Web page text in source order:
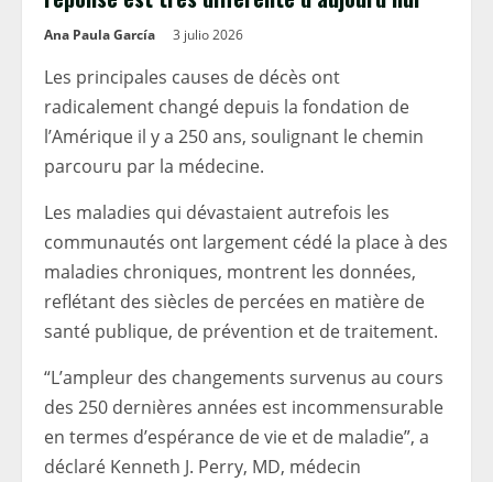
Ana Paula García 3 julio 2026
Les principales causes de décès ont
radicalement changé depuis la fondation de
l’Amérique il y a 250 ans, soulignant le chemin
parcouru par la médecine.
Les maladies qui dévastaient autrefois les
communautés ont largement cédé la place à des
maladies chroniques, montrent les données,
reflétant des siècles de percées en matière de
santé publique, de prévention et de traitement.
“L’ampleur des changements survenus au cours
des 250 dernières années est incommensurable
en termes d’espérance de vie et de maladie”, a
déclaré Kenneth J. Perry, MD, médecin